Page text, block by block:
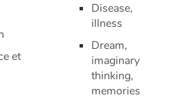
et
Disease,
illness
Dream,
imaginary
thinking,
memories